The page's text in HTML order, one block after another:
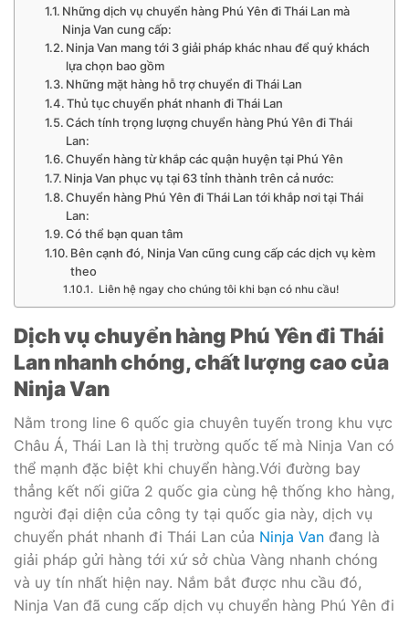
Những dịch vụ chuyển hàng Phú Yên đi Thái Lan mà
Ninja Van cung cấp:
Ninja Van mang tới 3 giải pháp khác nhau để quý khách
lựa chọn bao gồm
Những mặt hàng hỗ trợ chuyển đi Thái Lan
Thủ tục chuyển phát nhanh đi Thái Lan
Cách tính trọng lượng chuyển hàng Phú Yên đi Thái
Lan:
Chuyển hàng từ khắp các quận huyện tại Phú Yên
Ninja Van phục vụ tại 63 tỉnh thành trên cả nước:
Chuyển hàng Phú Yên đi Thái Lan tới khắp nơi tại Thái
Lan:
Có thể bạn quan tâm
Bên cạnh đó, Ninja Van cũng cung cấp các dịch vụ kèm
theo
Liên hệ ngay cho chúng tôi khi bạn có nhu cầu!
Dịch vụ chuyển hàng Phú Yên đi Thái
Lan nhanh chóng, chất lượng cao của
Ninja Van
Nằm trong line 6 quốc gia chuyên tuyến trong khu vực
Châu Á, Thái Lan là thị trường quốc tế mà Ninja Van có
thể mạnh đặc biệt khi chuyển hàng.Với đường bay
thẳng kết nối giữa 2 quốc gia cùng hệ thống kho hàng,
người đại diện của công ty tại quốc gia này, dịch vụ
chuyển phát nhanh đi Thái Lan của Ninja Van đang là
giải pháp gửi hàng tới xứ sở chùa Vàng nhanh chóng
và uy tín nhất hiện nay. Nắm bắt được nhu cầu đó,
Ninja Van đã cung cấp dịch vụ chuyển hàng Phú Yên đi